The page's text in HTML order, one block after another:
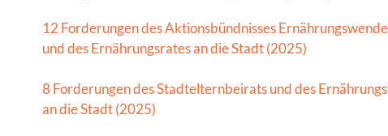
12 Forderungen des Aktionsbündnisses Ernährungswende
und des Ernährungsrates an die Stadt (2025)
8 Forderungen des Stadtelternbeirats und des
an die Stadt (2025)